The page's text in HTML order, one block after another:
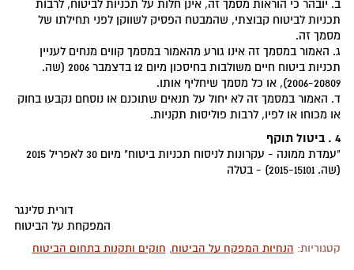
ב. יובהר כי הוראות מסמך זה, אינן חלות על תכניות לביטוח, לרבות
תכניות לביטוח קבוצתי, שהמבטח הפסיק לשווקן לפני תחילתו של
מסמך זה.
ג. האמור במסמך זה אינו גורע מהאמור במסמך קווים מנחים לעניין
תכניות ביטוח חיים משולבות בחיסכון מיום 12 בדצמבר 2006 (שה.
2006-20809), או כל מסמך שיחליף אותו.
ד. האמור במסמך זה לא יחול על תנאים שתוכנם או נוסחם נקבעו בחוק
או מכוחו או לפיו, לרבות פוליסות תקניות.
4 . ביטול תוקף
"עמדת ממונה - עקרונות לניסוח תכניות ביטוח" מיום 30 לאפריל 2015
(שה. 2015-15101) - בטלה
דורית סלינגר
המפקחת על הביטוח
קטגוריות: הנחיות המפקח על הביטוח, חוקים ותקנות בתחום הביטוח